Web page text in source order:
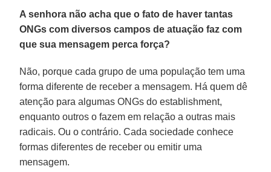
A senhora não acha que o fato de haver tantas
ONGs com diversos campos de atuação faz com
que sua mensagem perca força?
Não, porque cada grupo de uma população tem uma
forma diferente de receber a mensagem. Há quem dê
atenção para algumas ONGs do establishment,
enquanto outros o fazem em relação a outras mais
radicais. Ou o contrário. Cada sociedade conhece
formas diferentes de receber ou emitir uma
mensagem.